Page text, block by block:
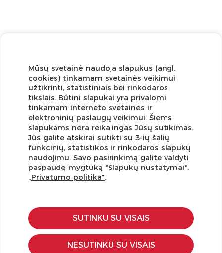
Užsisakykite naujienlaiškį ir pirmi gaukite geriausius
pasiūlymus!
KLIENTŲ APTARNAVIMAS
Pirkimo – pardavimo taisyklės
Pristatymas ir grąžinimas
Mūsų svetainė naudoja slapukus (angl.
cookies) tinkamam svetainės veikimui
užtikrinti, statistiniais bei rinkodaros
tikslais. Būtini slapukai yra privalomi
tinkamam interneto svetainės ir
elektroninių paslaugų veikimui. Šiems
slapukams nėra reikalingas Jūsų sutikimas.
Jūs galite atskirai sutikti su 3-ių šalių
funkcinių, statistikos ir rinkodaros slapukų
naudojimu. Savo pasirinkimą galite valdyti
paspaudę mygtuką "Slapukų nustatymai".
„Privatumo politika".
SUTINKU SU VISAIS
NESUTINKU SU VISAIS